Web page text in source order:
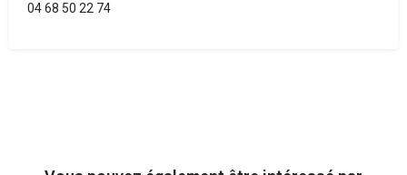
04 68 50 22 74